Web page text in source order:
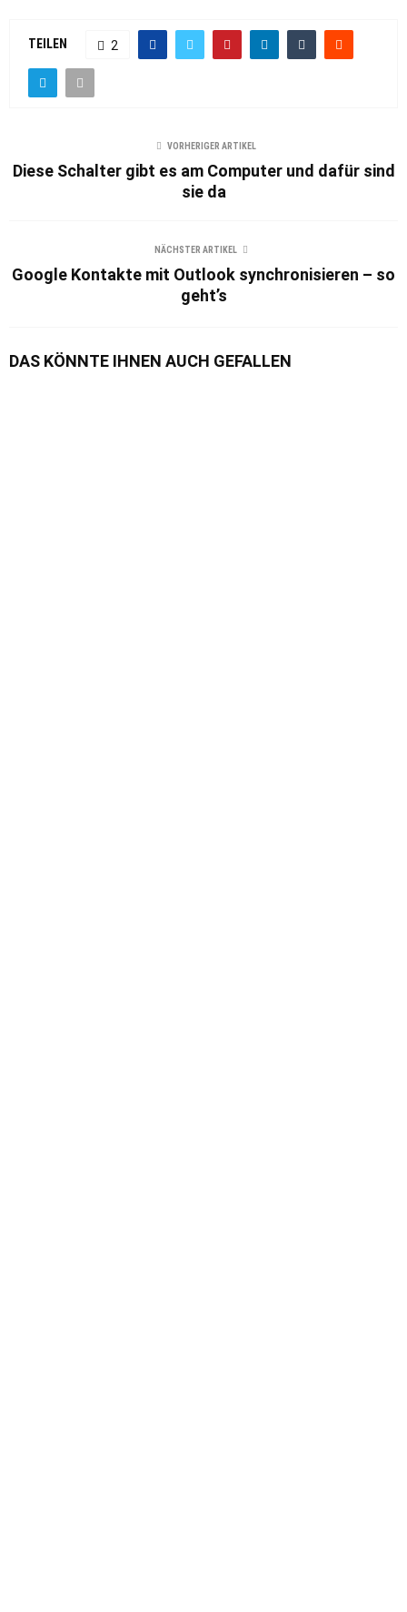
TEILEN 2
VORHERIGER ARTIKEL
Diese Schalter gibt es am Computer und dafür sind
sie da
NÄCHSTER ARTIKEL
Google Kontakte mit Outlook synchronisieren – so
geht’s
DAS KÖNNTE IHNEN AUCH GEFALLEN